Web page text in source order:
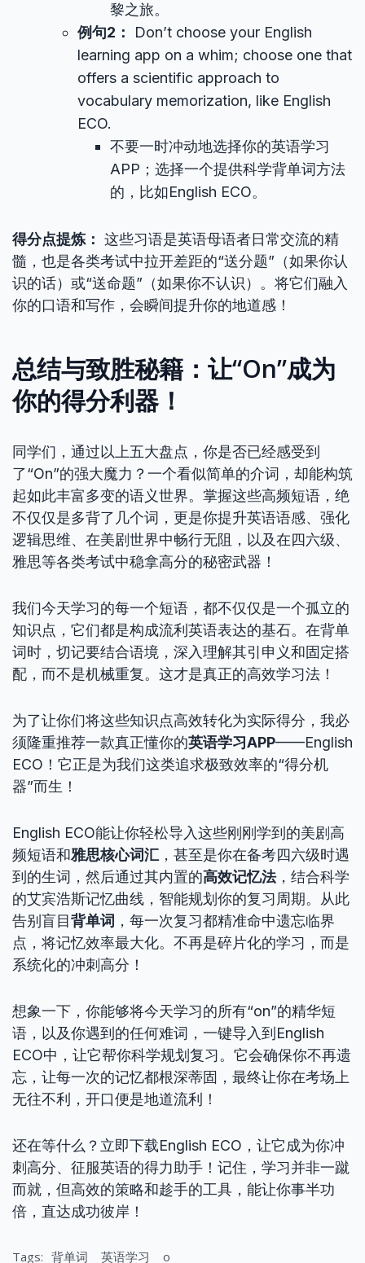
黎之旅。
例句2：
Don’t choose your English
learning app on a whim; choose one that
offers a scientific approach to
vocabulary memorization, like English
ECO.
不要一时冲动地选择你的英语学习
APP；选择一个提供科学背单词方法
的，比如English ECO。
得分点提炼： 这些习语是英语母语者日常交流的精
髓，也是各类考试中拉开差距的“送分题”（如果你认
识的话）或“送命题”（如果你不认识）。将它们融入
你的口语和写作，会瞬间提升你的地道感！
总结与致胜秘籍：让“On”成为
你的得分利器！
同学们，通过以上五大盘点，你是否已经感受到
了“On”的强大魔力？一个看似简单的介词，却能构筑
起如此丰富多变的语义世界。掌握这些高频短语，绝
不仅仅是多背了几个词，更是你提升英语语感、强化
逻辑思维、在美剧世界中畅行无阻，以及在四六级、
雅思等各类考试中稳拿高分的秘密武器！
我们今天学习的每一个短语，都不仅仅是一个孤立的
知识点，它们都是构成流利英语表达的基石。在背单
词时，切记要结合语境，深入理解其引申义和固定搭
配，而不是机械重复。这才是真正的高效学习法！
为了让你们将这些知识点高效转化为实际得分，我必
须隆重推荐一款真正懂你的英语学习APP——English
ECO！它正是为我们这类追求极致效率的“得分机
器”而生！
English ECO能让你轻松导入这些刚刚学到的美剧高
频短语和雅思核心词汇 ，甚至是你在备考四六级时遇
到的生词，然后通过其内置的高效记忆法，结合科学
的艾宾浩斯记忆曲线，智能规划你的复习周期。从此
告别盲目背单词 ，每一次复习都精准命中遗忘临界
点，将记忆效率最大化。不再是碎片化的学习，而是
系统化的冲刺高分！
想象一下，你能够将今天学习的所有“on”的精华短
语，以及你遇到的任何难词，一键导入到English
ECO中，让它帮你科学规划复习。它会确保你不再遗
忘，让每一次的记忆都根深蒂固，最终让你在考场上
无往不利，开口便是地道流利！
还在等什么？立即下载English ECO，让它成为你冲
刺高分、征服英语的得力助手！记住，学习并非一蹴
而就，但高效的策略和趁手的工具，能让你事半功
倍，直达成功彼岸！
Tags: 背单词 英语学习 o